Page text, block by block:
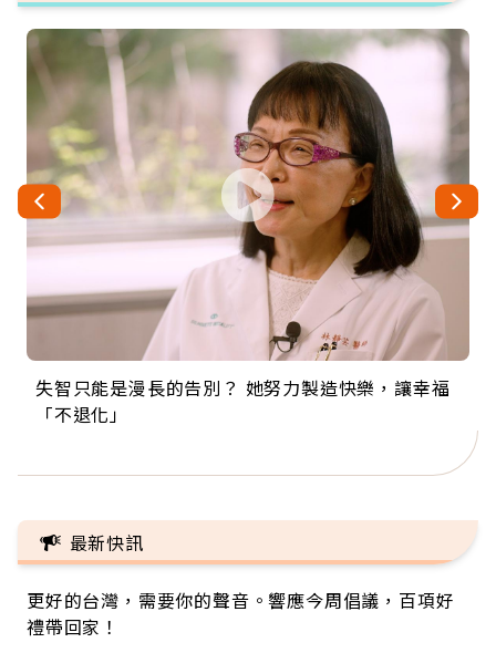
失智只能是漫長的告別？ 她努力製造快樂，讓幸福
「不退化」
來自剛果的巧克力神父 為台灣奉獻36年 「台灣是我
的家，我連作夢都講台語！」
63歲卸矽谷副總、搬回台灣找快樂！「蛋黃哥小
丑」走進安養院，逗樂上萬爺奶：退休後才開始真
104歲打破金氏世界紀錄 成為全球最年長羽球選
手，分享長壽的秘密原來是「這個」
事業巔峰他選擇追夢…黑手阿伯拉小提琴還登上小
巨蛋！連CNN都大讚！
最新快訊
更好的台灣，需要你的聲音。響應今周倡議，百項好
禮帶回家！